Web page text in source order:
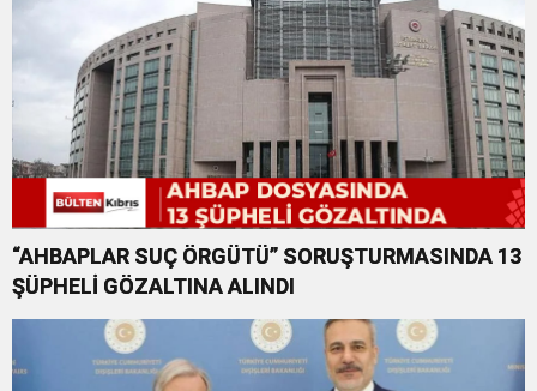
“AHBAPLAR SUÇ ÖRGÜTÜ” SORUŞTURMASINDA 13
ŞÜPHELİ GÖZALTINA ALINDI